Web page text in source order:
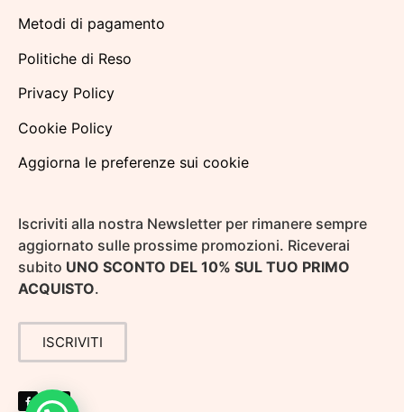
Metodi di pagamento
Politiche di Reso
Privacy Policy
Cookie Policy
Aggiorna le preferenze sui cookie
Iscriviti alla nostra Newsletter per rimanere sempre
aggiornato sulle prossime promozioni. Riceverai
subito UNO SCONTO DEL 10% SUL TUO PRIMO
ACQUISTO.
ISCRIVITI